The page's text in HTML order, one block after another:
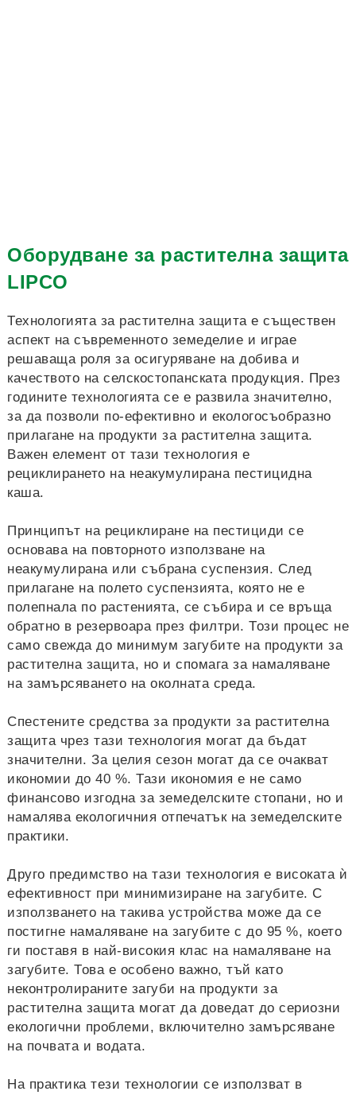
Оборудване за растителна защита
LIPCO
Технологията за растителна защита е съществен
аспект на съвременното земеделие и играе
решаваща роля за осигуряване на добива и
качеството на селскостопанската продукция. През
годините технологията се е развила значително,
за да позволи по-ефективно и екологосъобразно
прилагане на продукти за растителна защита.
Важен елемент от тази технология е
рециклирането на неакумулирана пестицидна
каша.
Принципът на рециклиране на пестициди се
основава на повторното използване на
неакумулирана или събрана суспензия. След
прилагане на полето суспензията, която не е
полепнала по растенията, се събира и се връща
обратно в резервоара през филтри. Този процес не
само свежда до минимум загубите на продукти за
растителна защита, но и спомага за намаляване
на замърсяването на околната среда.
Спестените средства за продукти за растителна
защита чрез тази технология могат да бъдат
значителни. За целия сезон могат да се очакват
икономии до 40 %. Тази икономия е не само
финансово изгодна за земеделските стопани, но и
намалява екологичния отпечатък на земеделските
практики.
Друго предимство на тази технология е високата ѝ
ефективност при минимизиране на загубите. С
използването на такива устройства може да се
постигне намаляване на загубите с до 95 %, което
ги поставя в най-високия клас на намаляване на
загубите. Това е особено важно, тъй като
неконтролираните загуби на продукти за
растителна защита могат да доведат до сериозни
екологични проблеми, включително замърсяване
на почвата и водата.
На практика тези технологии се използват в